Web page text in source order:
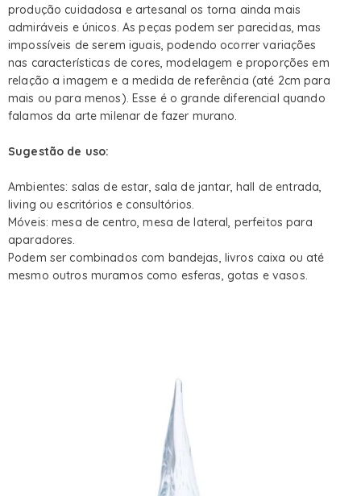
produção cuidadosa e artesanal os torna ainda mais
admiráveis e únicos. As peças podem ser parecidas, mas
impossíveis de serem iguais, podendo ocorrer variações
nas características de cores, modelagem e proporções em
relação a imagem e a medida de referência (até 2cm para
mais ou para menos). Esse é o grande diferencial quando
falamos da arte milenar de fazer murano.
Sugestão de uso:
Ambientes: salas de estar, sala de jantar, hall de entrada,
living ou escritórios e consultórios.
Móveis: mesa de centro, mesa de lateral, perfeitos para
aparadores.
Podem ser combinados com bandejas, livros caixa ou até
mesmo outros muramos como esferas, gotas e vasos.